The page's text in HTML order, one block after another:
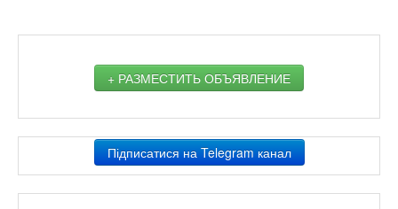
+ РАЗМЕСТИТЬ ОБЪЯВЛЕНИЕ
Підписатися на Telegram канал